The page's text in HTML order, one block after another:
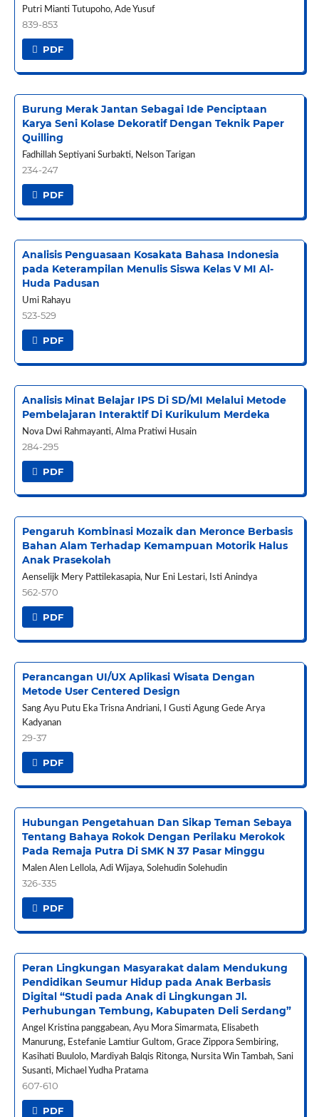
Putri Mianti Tutupoho, Ade Yusuf
839-853
PDF
Burung Merak Jantan Sebagai Ide Penciptaan
Karya Seni Kolase Dekoratif Dengan Teknik Paper
Quilling
Fadhillah Septiyani Surbakti, Nelson Tarigan
234-247
PDF
Analisis Penguasaan Kosakata Bahasa Indonesia
pada Keterampilan Menulis Siswa Kelas V MI Al-
Huda Padusan
Umi Rahayu
523-529
PDF
Analisis Minat Belajar IPS Di SD/MI Melalui Metode
Pembelajaran Interaktif Di Kurikulum Merdeka
Nova Dwi Rahmayanti, Alma Pratiwi Husain
284-295
PDF
Pengaruh Kombinasi Mozaik dan Meronce Berbasis
Bahan Alam Terhadap Kemampuan Motorik Halus
Anak Prasekolah
Aenselijk Mery Pattilekasapia, Nur Eni Lestari, Isti Anindya
562-570
PDF
Perancangan UI/UX Aplikasi Wisata Dengan
Metode User Centered Design
Sang Ayu Putu Eka Trisna Andriani, I Gusti Agung Gede Arya
Kadyanan
29-37
PDF
Hubungan Pengetahuan Dan Sikap Teman Sebaya
Tentang Bahaya Rokok Dengan Perilaku Merokok
Pada Remaja Putra Di SMK N 37 Pasar Minggu
Malen Alen Lellola, Adi Wijaya, Solehudin Solehudin
326-335
PDF
Peran Lingkungan Masyarakat dalam Mendukung
Pendidikan Seumur Hidup pada Anak Berbasis
Digital “Studi pada Anak di Lingkungan Jl.
Perhubungan Tembung, Kabupaten Deli Serdang”
Angel Kristina panggabean, Ayu Mora Simarmata, Elisabeth
Manurung, Estefanie Lamtiur Gultom, Grace Zippora Sembiring,
Kasihati Buulolo, Mardiyah Balqis Ritonga, Nursita Win Tambah, Sani
Susanti, Michael Yudha Pratama
607-610
PDF